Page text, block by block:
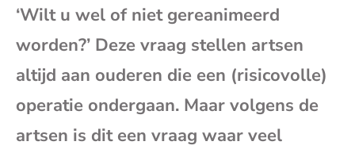
‘Wilt u wel of niet gereanimeerd
worden?’ Deze vraag stellen artsen
altijd aan ouderen die een (risicovolle)
operatie ondergaan. Maar volgens de
artsen is dit een vraag waar veel